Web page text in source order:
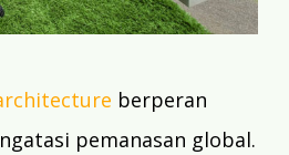
berperan
pemanasan global.